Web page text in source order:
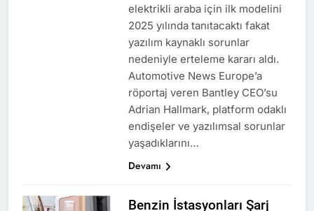
elektrikli araba için ilk modelini
2025 yılında tanıtacaktı fakat
yazılım kaynaklı sorunlar
nedeniyle erteleme kararı aldı.
Automotive News Europe’a
röportaj veren Bantley CEO’su
Adrian Hallmark, platform odaklı
endişeler ve yazılımsal sorunlar
yaşadıklarını…
Devamı
Benzin İstasyonları Şarj